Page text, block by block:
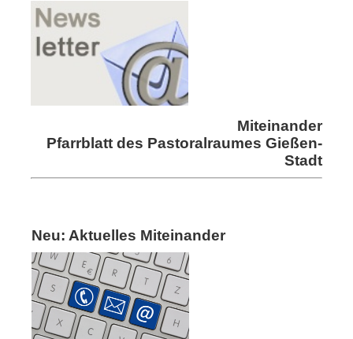
Miteinander
Pfarrblatt des Pastoralraumes Gießen-
Stadt
Neu: Aktuelles Miteinander